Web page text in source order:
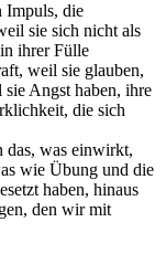
Impuls, die
sie sich nicht als
ihrer Fülle
weil sie glauben,
Angst haben, ihre
die sich
das, was einwirkt,
wie Übung und die
haben, hinaus
den wir mit